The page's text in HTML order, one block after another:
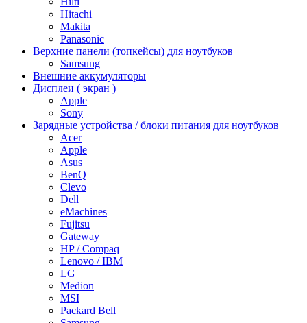
Hitachi
Makita
Panasonic
Верхние панели (топкейсы) для ноутбуков
Samsung
Внешние аккумуляторы
Дисплеи ( экран )
Apple
Sony
Зарядные устройства / блоки питания для ноутбуков
Acer
Apple
Asus
BenQ
Clevo
Dell
eMachines
Fujitsu
Gateway
HP / Compaq
Lenovo / IBM
LG
Medion
MSI
Packard Bell